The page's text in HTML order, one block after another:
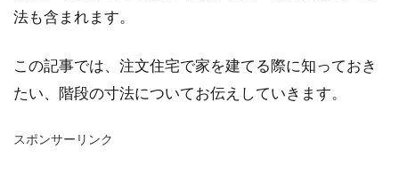
法も含まれます。
この記事では、注文住宅で家を建てる際に知っておき
たい、階段の寸法についてお伝えしていきます。
スポンサーリンク